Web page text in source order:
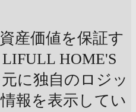
産価値を保証す
HOME'S
に独自のロジッ
報を表示してい